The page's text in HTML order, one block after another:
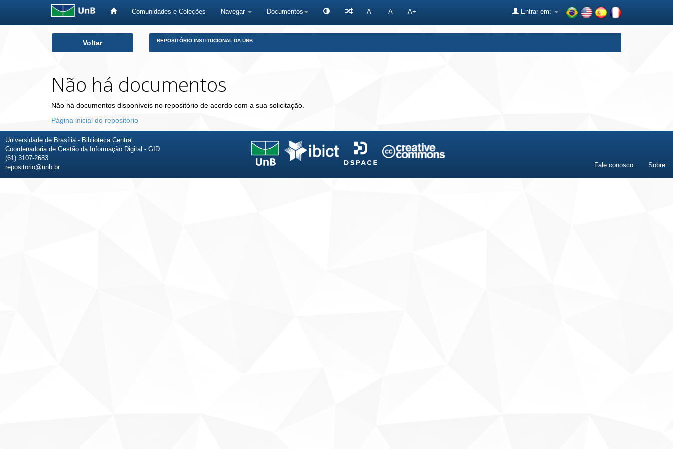
Comunidades e Coleções Navegar Documentos A- A A+ Entrar em:
Voltar REPOSITÓRIO INSTITUCIONAL DA UNB
Não há documentos
Não há documentos disponíveis no repositório de acordo com a sua solicitação.
Página inicial do repositório
Universidade de Brasília - Biblioteca Central
Coordenadoria de Gestão da Informação Digital - GID
(61) 3107-2683
repositorio@unb.br
Fale conosco Sobre